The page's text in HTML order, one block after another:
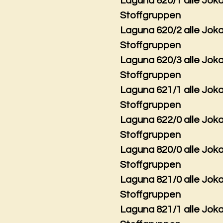
Stoffgruppen
Laguna 620/2 alle
Stoffgruppen
Laguna 620/3 alle
Stoffgruppen
Laguna 621/1 alle
Stoffgruppen
Laguna 622/0 alle
Stoffgruppen
Laguna 820/0 alle
Stoffgruppen
Laguna 821/0 alle
Stoffgruppen
Laguna 821/1 alle